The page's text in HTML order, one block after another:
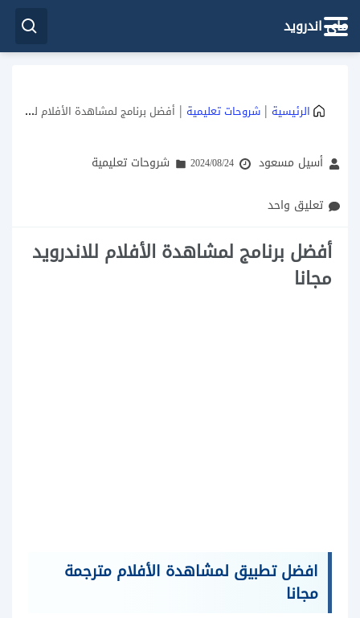
ماي اندرويد
الرئيسية | شروحات تعليمية | أفضل برنامج لمشاهدة الأفلام للاندرويد مجانا
أسيل مسعود 2024/08/24
شروحات تعليمية
تعليق واحد
أفضل برنامج لمشاهدة الأفلام للاندرويد
مجانا
افضل تطبيق لمشاهدة الأفلام مترجمة
مجانا